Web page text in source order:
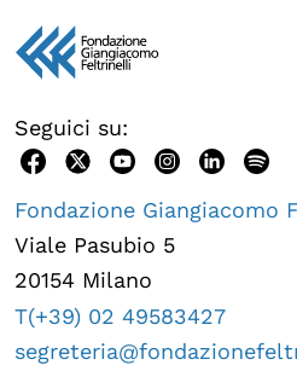
Master e Executive
Seguici su:
Fondazione Giangiacomo
Viale Pasubio 5
20154 Milano
T(+39) 02 49583427